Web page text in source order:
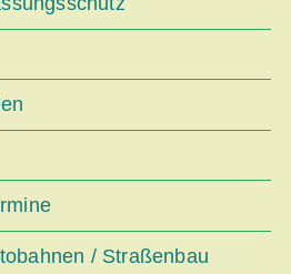
/ Straßenbau